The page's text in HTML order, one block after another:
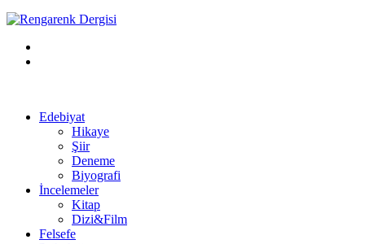
Edebiyat
Hikaye
Şiir
Deneme
Biyografi
İncelemeler
Kitap
Dizi&Film
Felsefe